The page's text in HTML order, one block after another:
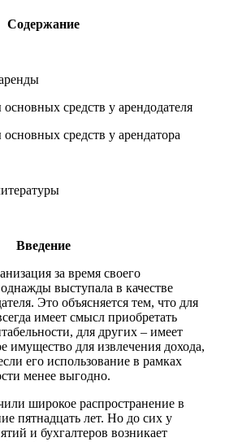
Содержание
средств у арендодателя
средств у арендатора
Введение
за время своего
выступала в качестве
Это объясняется тем, что для
имеет смысл приобретать
для других – имеет
имущество для извлечения дохода,
его использование в рамках
менее выгодно.
широкое распространение в
пятнадцать лет. Но до сих у
и бухгалтеров возникает